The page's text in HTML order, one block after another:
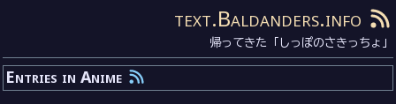
text.Baldanders.info
帰ってきた「しっぽのさきっちょ」
Entries in Anime